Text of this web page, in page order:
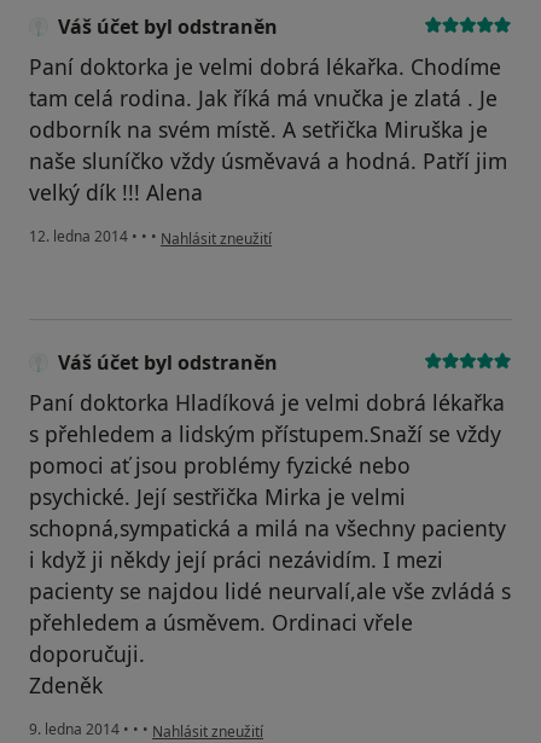
Váš účet byl odstraněn
Paní doktorka je velmi dobrá lékařka. Chodíme
tam celá rodina. Jak říká má vnučka je zlatá . Je
odborník na svém místě. A setřička Miruška je
naše sluníčko vždy úsměvavá a hodná. Patří jim
velký dík !!! Alena
12. ledna 2014 • • • podle názoru uživatele Váš účet byl odstraněn
Nahlásit zneužití
Váš účet byl odstraněn
Paní doktorka Hladíková je velmi dobrá lékařka
s přehledem a lidským přístupem.Snaží se vždy
pomoci ať jsou problémy fyzické nebo
psychické. Její sestřička Mirka je velmi
schopná,sympatická a milá na všechny pacienty
i když ji někdy její práci nezávidím. I mezi
pacienty se najdou lidé neurvalí,ale vše zvládá s
přehledem a úsměvem. Ordinaci vřele
doporučuji.
Zdeněk
9. ledna 2014 • • • podle názoru uživatele Váš účet byl odstraněn
Nahlásit zneužití